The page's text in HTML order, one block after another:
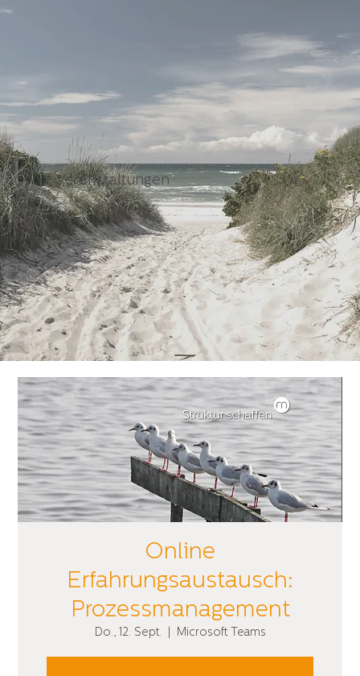
Veranstaltungen
Online
Erfahrungsaustausch:
Prozessmanagement
Do., 12. Sept. Microsoft Teams